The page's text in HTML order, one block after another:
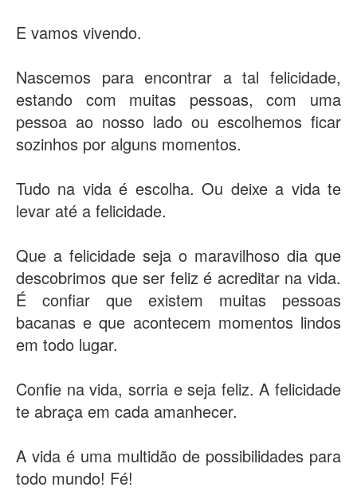
E vamos vivendo.
Nascemos para encontrar a tal felicidade,
estando com muitas pessoas, com uma
pessoa ao nosso lado ou escolhemos ficar
sozinhos por alguns momentos.
Tudo na vida é escolha. Ou deixe a vida te
levar até a felicidade.
Que a felicidade seja o maravilhoso dia que
descobrimos que ser feliz é acreditar na vida.
É confiar que existem muitas pessoas
bacanas e que acontecem momentos lindos
em todo lugar.
Confie na vida, sorria e seja feliz. A felicidade
te abraça em cada amanhecer.
A vida é uma multidão de possibilidades para
todo mundo! Fé!